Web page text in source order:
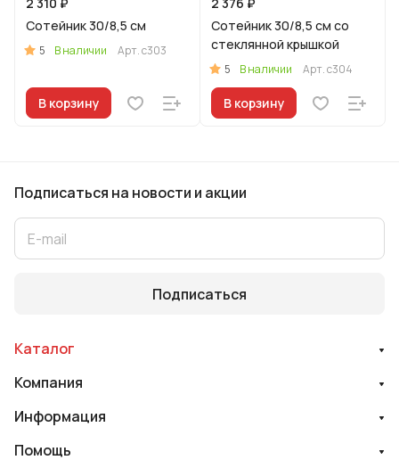
Сотейник 30/8,5 см
5 В наличии Арт.с303
В корзину
Сотейник 30/8,5 см со
стеклянной крышкой
5 В наличии Арт.с304
В корзину
Подписаться на новости и акции
Подписаться
Каталог
Компания
Информация
Помощь